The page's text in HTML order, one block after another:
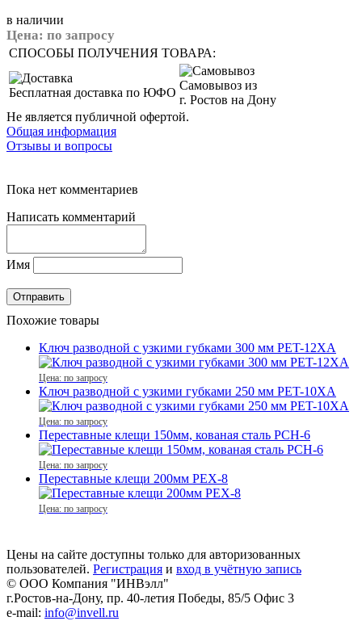
в наличии
Цена: по запросу
СПОСОБЫ ПОЛУЧЕНИЯ ТОВАРА:
Бесплатная доставка по ЮФО
Самовывоз из
г. Ростов на Дону
Не является публичной офертой.
Общая информация
Отзывы и вопросы
Пока нет комментариев
Написать комментарий
Имя
Похожие товары
Ключ разводной с узкими губками 300 мм PET-12XA
Цена: по запросу
Ключ разводной с узкими губками 250 мм PET-10XA
Цена: по запросу
Переставные клещи 150мм, кованая сталь PCH-6
Цена: по запросу
Переставные клещи 200мм PEX-8
Цена: по запросу
Цены на сайте доступны только для авторизованных
пользователей. Регистрация и вход в учётную запись
© ООО Компания "ИНВэлл"
г.Ростов-на-Дону, пр. 40-летия Победы, 85/5 Офис 3
e-mail: info@invell.ru